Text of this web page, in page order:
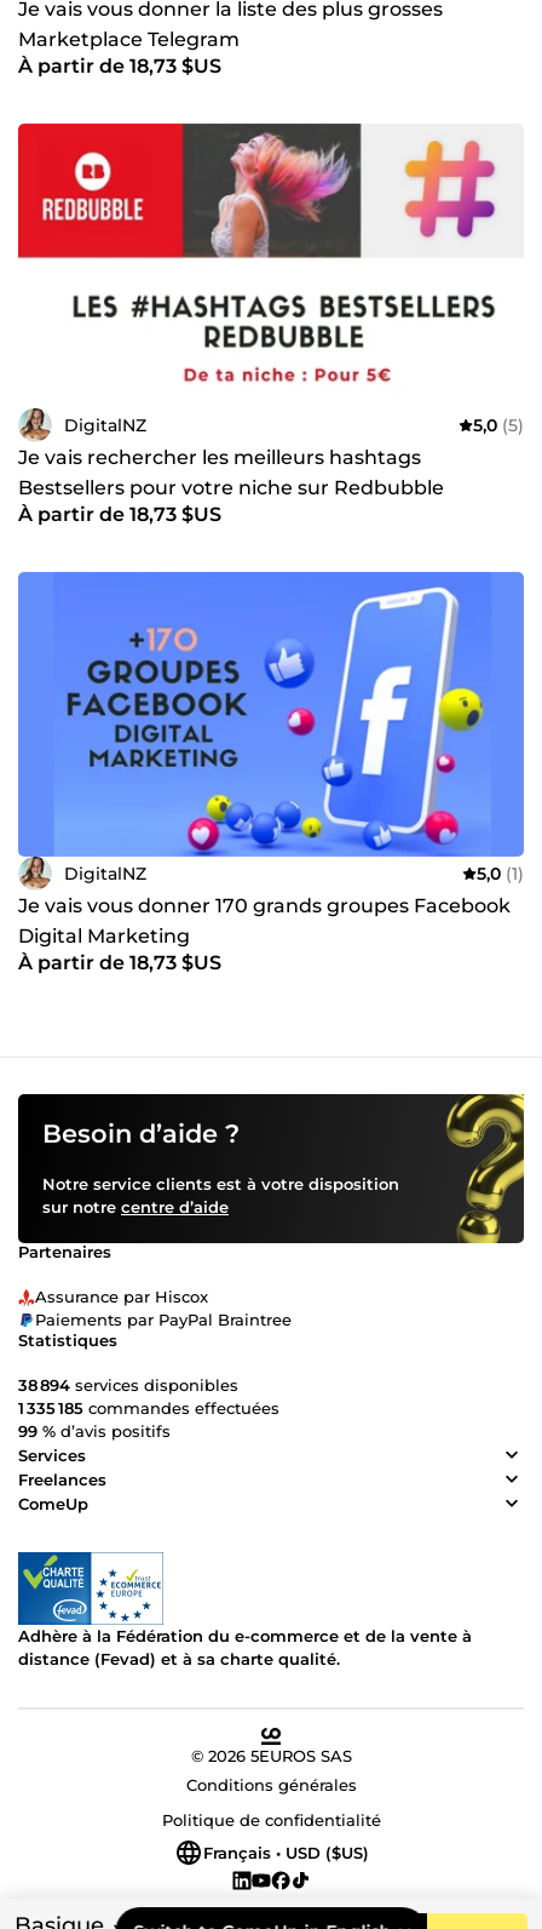
Je vais vous donner la liste des plus grosses
Marketplace Telegram
À partir de 18,73 $US
DigitalNZ 5,0 (5)
Je vais rechercher les meilleurs hashtags
Bestsellers pour votre niche sur Redbubble
À partir de 18,73 $US
DigitalNZ 5,0 (1)
Je vais vous donner 170 grands groupes Facebook
Digital Marketing
À partir de 18,73 $US
Besoin d’aide ?
Notre service clients est à votre disposition
sur notre centre d’aide
Partenaires
Assurance par Hiscox
Paiements par PayPal Braintree
Statistiques
38 894 services disponibles
1 335 185 commandes effectuées
99 % d’avis positifs
Services
Freelances
ComeUp
Adhère à la Fédération du e-commerce et de la vente à
distance (Fevad) et à sa charte qualité.
© 2026 5EUROS SAS
Conditions générales
Politique de confidentialité
Français • USD ($US)